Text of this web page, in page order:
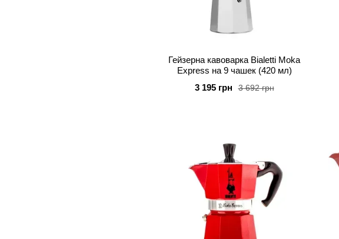
Гейзерна кавоварка Bialetti Moka
Express на 9 чашек (420 мл)
3 692 грн
3 195 грн